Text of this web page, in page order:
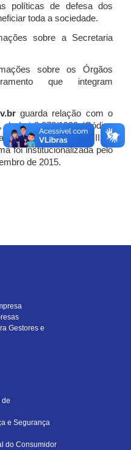
políticas de defesa dos
toda a sociedade.
sobre a Secretaria
sobre os Órgãos
que integram
guarda relação com o
da Lei 8.078/1990 (Código
7º, incisos I, II e III do
foi institucionalizada pelo
de 2015.
Gestores e
de
e Segurança
do Consumidor